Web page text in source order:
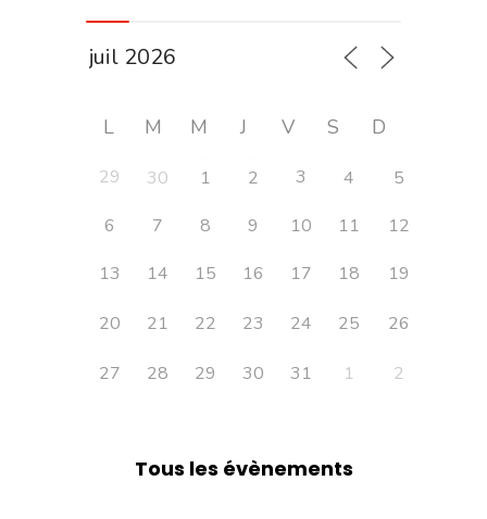
L M M J V S D
29 30 1 2 3 4
5
6
7 8 9 10 11
12
13
14 15 16 17 18 19
20 21 22 23 24 25 26
27 28 29 30 31 1 2
Tous les évènements